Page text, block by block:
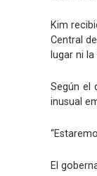
Kim
Central
lugar ni
Según el
inusual
El